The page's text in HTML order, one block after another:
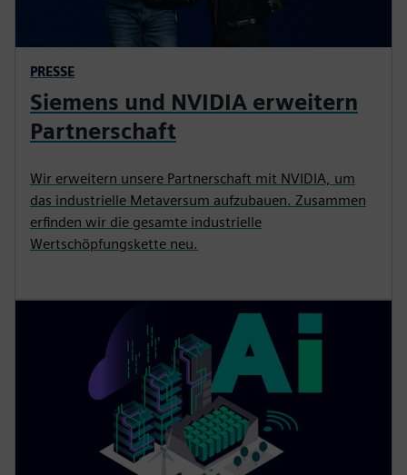
PRESSE
Siemens und NVIDIA erweitern
Partnerschaft
Wir erweitern unsere Partnerschaft mit NVIDIA, um
das industrielle Metaversum aufzubauen. Zusammen
erfinden wir die gesamte industrielle
Wertschöpfungskette neu.